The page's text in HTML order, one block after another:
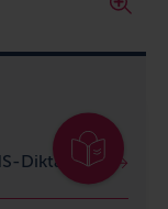
Diktatur //